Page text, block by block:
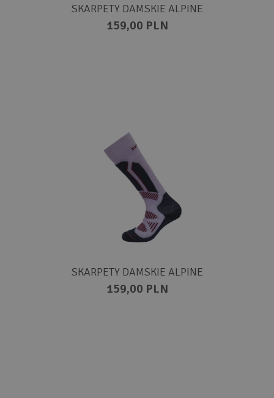
SKARPETY DAMSKIE ALPINE
159,00 PLN
SKARPETY DAMSKIE ALPINE
159,00 PLN